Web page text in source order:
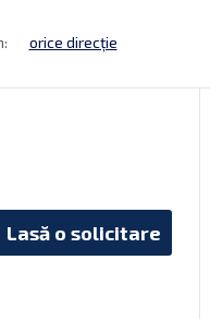
orice direcție
Lasă o solicitare